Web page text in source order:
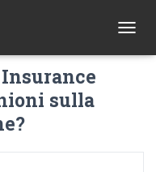
O
sulla